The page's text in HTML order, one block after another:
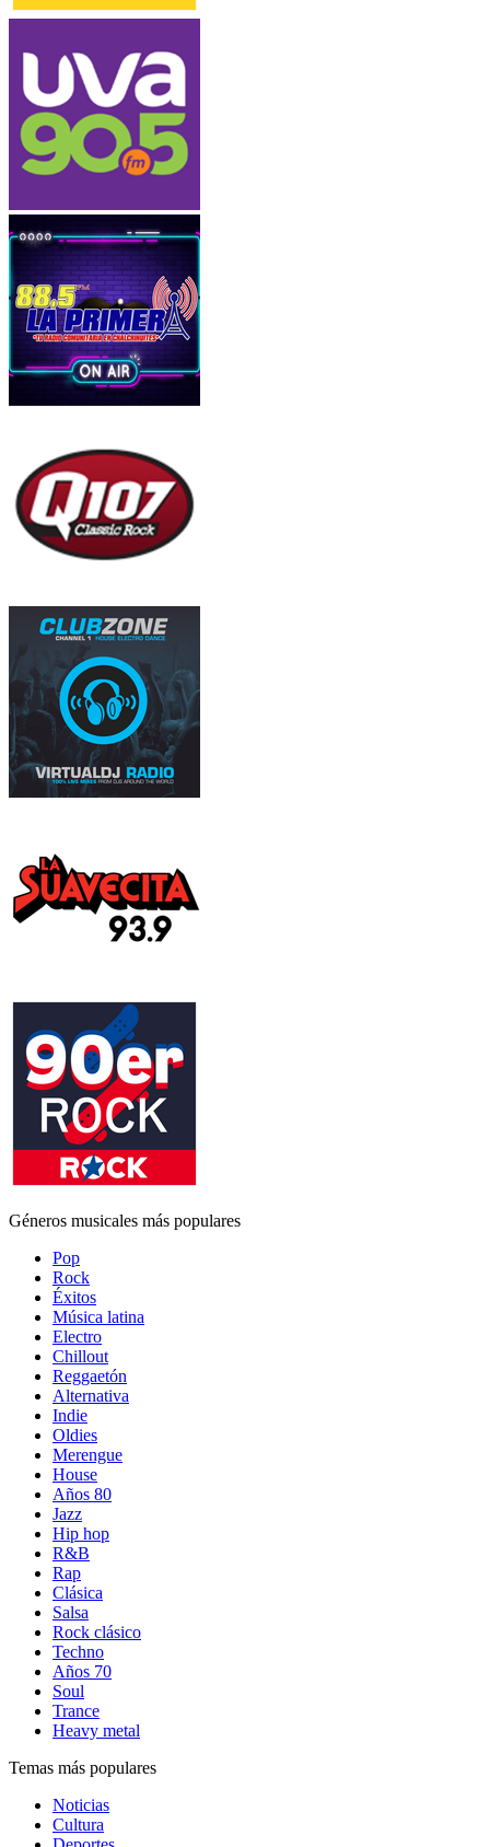
Géneros musicales más populares
Pop
Rock
Éxitos
Música latina
Electro
Chillout
Reggaetón
Alternativa
Indie
Oldies
Merengue
House
Años 80
Jazz
Hip hop
R&B
Rap
Clásica
Salsa
Rock clásico
Techno
Años 70
Soul
Trance
Heavy metal
Temas más populares
Noticias
Cultura